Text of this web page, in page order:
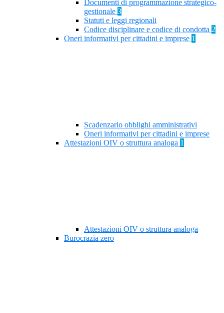
Documenti di programmazione strategico-
gestionale 3
Statuti e leggi regionali
Codice disciplinare e codice di condotta 2
Oneri informativi per cittadini e imprese 1
Scadenzario obblighi amministrativi
Oneri informativi per cittadini e imprese
Attestazioni OIV o struttura analoga 1
Attestazioni OIV o struttura analoga
Burocrazia zero